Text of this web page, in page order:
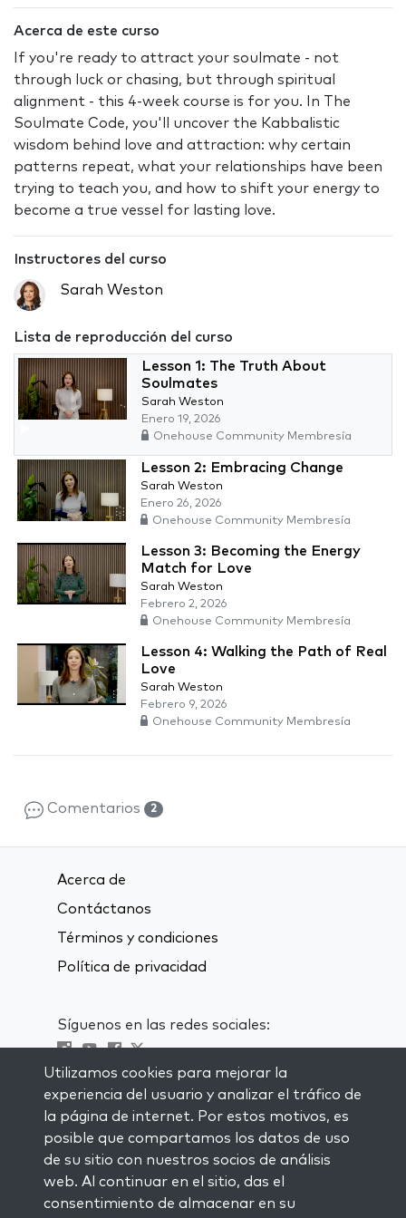
Acerca de este curso
If you're ready to attract your soulmate - not
through luck or chasing, but through spiritual
alignment - this 4-week course is for you. In The
Soulmate Code, you'll uncover the Kabbalistic
wisdom behind love and attraction: why certain
patterns repeat, what your relationships have been
trying to teach you, and how to shift your energy to
become a true vessel for lasting love.
Instructores del curso
Sarah Weston
Lista de reproducción del curso
Lesson 1: The Truth About
Soulmates
Sarah Weston
Enero 19, 2026
Onehouse Community Membresía
Lesson 2: Embracing Change
Sarah Weston
Enero 26, 2026
Onehouse Community Membresía
Lesson 3: Becoming the Energy
Match for Love
Sarah Weston
Febrero 2, 2026
Onehouse Community Membresía
Lesson 4: Walking the Path of Real
Love
Sarah Weston
Febrero 9, 2026
Onehouse Community Membresía
Comentarios 2
Acerca de
Contáctanos
Términos y condiciones
Política de privacidad
Síguenos en las redes sociales:
Visit kabbalah master classes
MANTENTE AL CORRIENTE
Subscríbete a nuestra lista de
correspondencia y recibe inspiración
semanal directamente en tu bandeja de
Utilizamos cookies para mejorar la
experiencia del usuario y analizar el tráfico de
la página de internet. Por estos motivos, es
posible que compartamos los datos de uso
de su sitio con nuestros socios de análisis
web. Al continuar en el sitio, das el
consentimiento de almacenar en su